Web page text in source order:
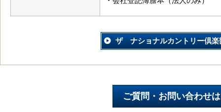
ザ ナショナルカントリー倶